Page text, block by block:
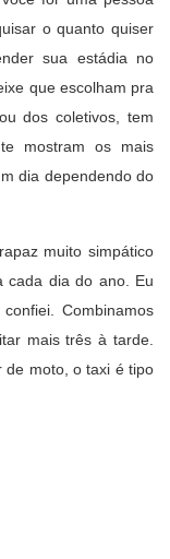
o quanto quiser
sua estádia no
que escolham pra
dos coletivos, tem
mostram os mais
dia dependendo do
muito simpático
cada dia do ano. Eu
Combinamos
mais três à tarde.
de moto, o taxi é tipo